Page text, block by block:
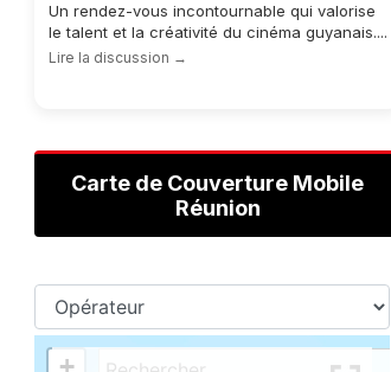
Un rendez-vous incontournable qui valorise
le talent et la créativité du cinéma guyanais....
Lire la discussion →
Carte de Couverture Mobile
Réunion